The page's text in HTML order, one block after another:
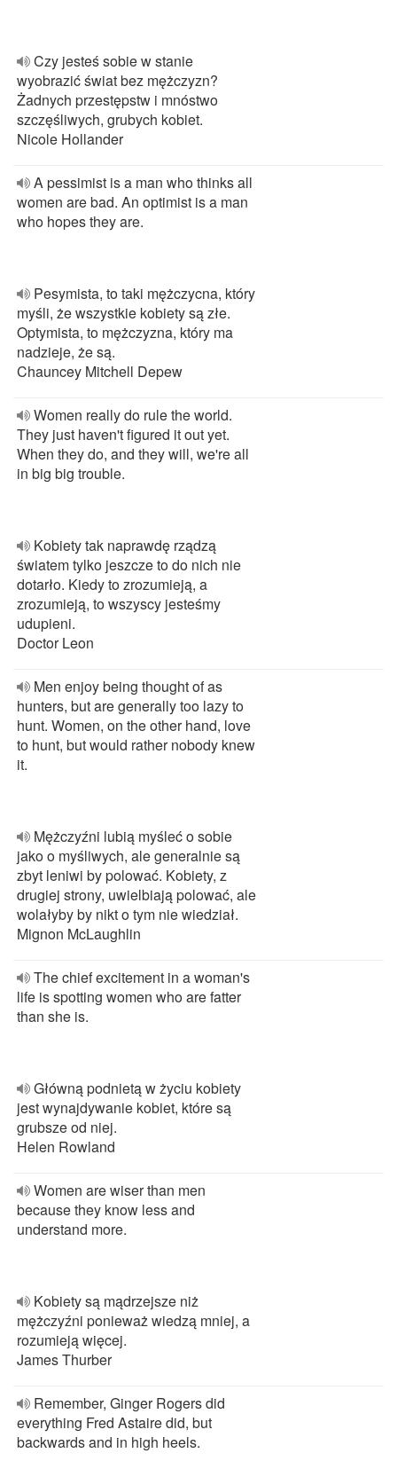
Czy jesteś sobie w stanie
wyobrazić świat bez mężczyzn?
Żadnych przestępstw i mnóstwo
szczęśliwych, grubych kobiet.
Nicole Hollander
A pessimist is a man who thinks all
women are bad. An optimist is a man
who hopes they are.
Pesymista, to taki mężczycna, który
myśli, że wszystkie kobiety są złe.
Optymista, to mężczyzna, który ma
nadzieje, że są.
Chauncey Mitchell Depew
Women really do rule the world.
They just haven't figured it out yet.
When they do, and they will, we're all
in big big trouble.
Kobiety tak naprawdę rządzą
światem tylko jeszcze to do nich nie
dotarło. Kiedy to zrozumieją, a
zrozumieją, to wszyscy jesteśmy
udupieni.
Doctor Leon
Men enjoy being thought of as
hunters, but are generally too lazy to
hunt. Women, on the other hand, love
to hunt, but would rather nobody knew
it.
Mężczyźni lubią myśleć o sobie
jako o myśliwych, ale generalnie są
zbyt leniwi by polować. Kobiety, z
drugiej strony, uwielbiają polować, ale
wolałyby by nikt o tym nie wiedział.
Mignon McLaughlin
The chief excitement in a woman's
life is spotting women who are fatter
than she is.
Główną podnietą w życiu kobiety
jest wynajdywanie kobiet, które są
grubsze od niej.
Helen Rowland
Women are wiser than men
because they know less and
understand more.
Kobiety są mądrzejsze niż
mężczyźni ponieważ wiedzą mniej, a
rozumieją więcej.
James Thurber
Remember, Ginger Rogers did
everything Fred Astaire did, but
backwards and in high heels.